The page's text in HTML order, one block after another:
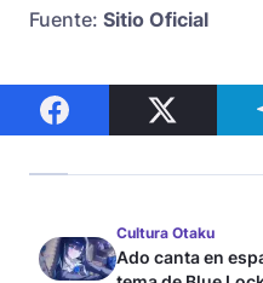
Fuente: Sitio Oficial
Cultura Otaku
Ado canta en